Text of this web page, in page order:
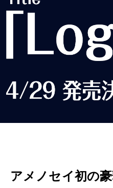
アメノセイ初の